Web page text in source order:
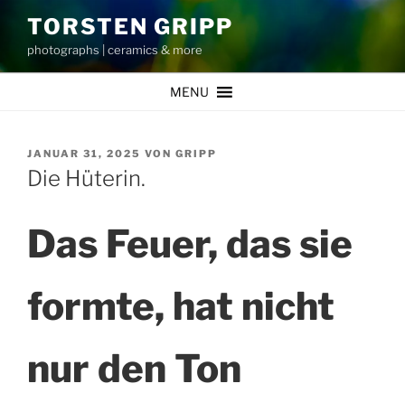
Inhalt
springen
TORSTEN GRIPP
photographs | ceramics & more
MENU
VERÖFFENTLICHT
AM
JANUAR 31, 2025 VON GRIPP
Die Hüterin.
Das Feuer, das sie
formte, hat nicht
nur den Ton